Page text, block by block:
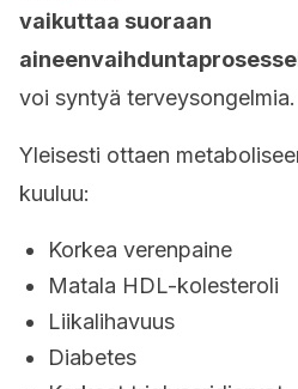
vaikuttaa suoraan
voi syntyä terveysongelmia.
Yleisesti ottaen
kuuluu:
Korkea verenpaine
Matala HDL-kolesteroli
Liikalihavuus
Diabetes